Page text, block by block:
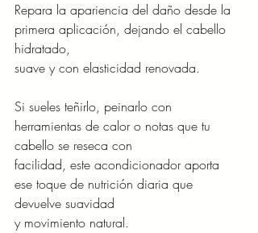
Repara la apariencia del daño desde la
primera aplicación, dejando el cabello
hidratado,
suave y con elasticidad renovada.
Si sueles teñirlo, peinarlo con
herramientas de calor o notas que tu
cabello se reseca con
facilidad, este acondicionador aporta
ese toque de nutrición diaria que
devuelve suavidad
y movimiento natural.